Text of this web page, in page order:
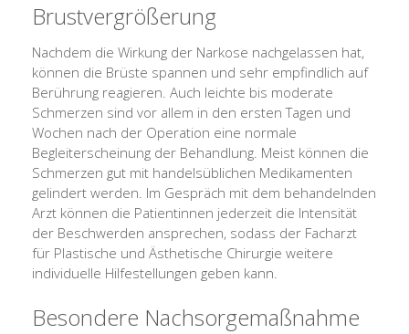
Brustvergrößerung
Nachdem die Wirkung der Narkose nachgelassen hat,
können die Brüste spannen und sehr empfindlich auf
Berührung reagieren. Auch leichte bis moderate
Schmerzen sind vor allem in den ersten Tagen und
Wochen nach der Operation eine normale
Begleiterscheinung der Behandlung. Meist können die
Schmerzen gut mit handelsüblichen Medikamenten
gelindert werden. Im Gespräch mit dem behandelnden
Arzt können die Patientinnen jederzeit die Intensität
der Beschwerden ansprechen, sodass der Facharzt
für Plastische und Ästhetische Chirurgie weitere
individuelle Hilfestellungen geben kann.
Besondere Nachsorgemaßnahme